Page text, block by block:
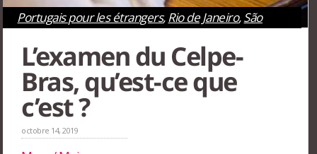
Portugais pour les étrangers,Rio de Janeiro,São
L’examen du Celpe-
Bras, qu’est-ce que
c’est ?
octobre 14, 2019